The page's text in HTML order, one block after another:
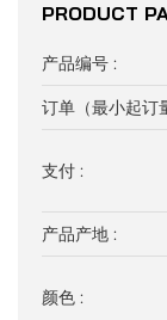
PRODUCT
产品编号 :
订单（最小起订
支付 :
产品产地 :
颜色 :